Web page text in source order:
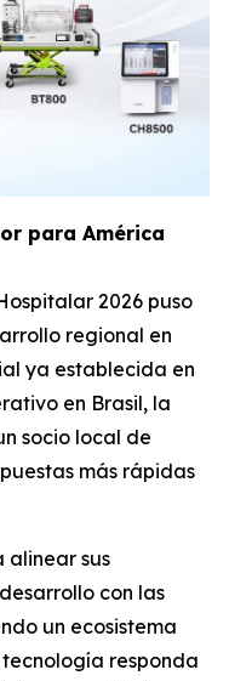
para América
2026 puso
regional en
ya establecida en
en Brasil, la
socio local de
más rápidas
alinear sus
con las
un ecosistema
responda